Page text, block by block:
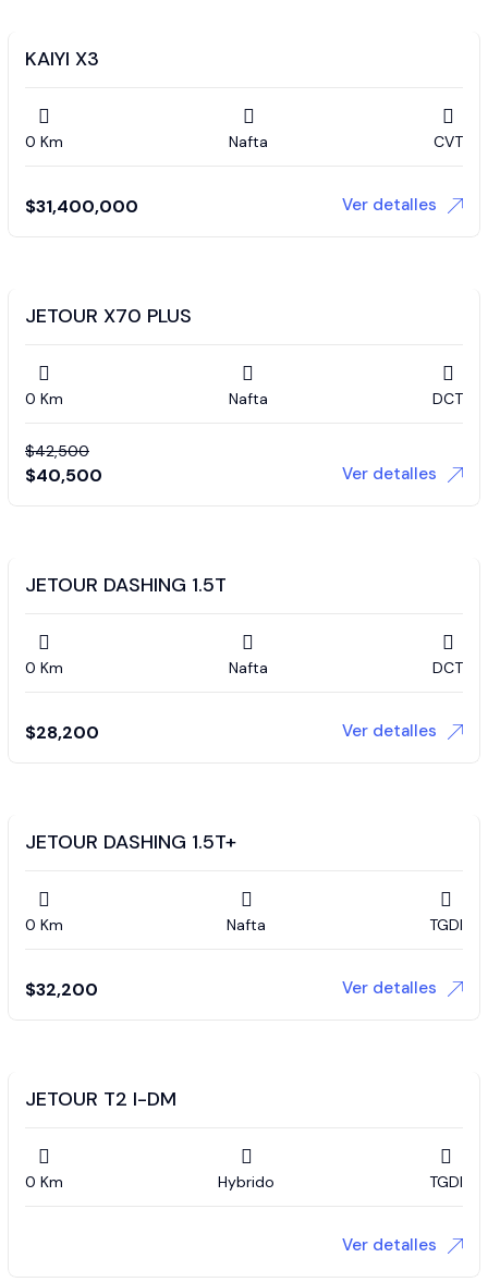
KAIYI X3
0 Km Nafta CVT
$31,400,000 Ver detalles
JETOUR X70 PLUS
0 Km Nafta DCT
$42,500
$40,500 Ver detalles
JETOUR DASHING 1.5T
0 Km Nafta DCT
$28,200 Ver detalles
JETOUR DASHING 1.5T+
0 Km Nafta TGDI
$32,200 Ver detalles
JETOUR T2 I-DM
0 Km Hybrido TGDI
Ver detalles